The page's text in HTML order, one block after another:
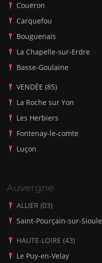
Couëron
Carquefou
Bouguenais
La Chapelle-sur-Erdre
Basse-Goulaine
VENDÉE (85)
La Roche sur Yon
Les Herbiers
Fontenay-le-comte
Luçon
Auvergne
ALLIER (03)
Saint-Pourçain-sur-Sioule
HAUTE-LOIRE (43)
Le Puy-en-Velay